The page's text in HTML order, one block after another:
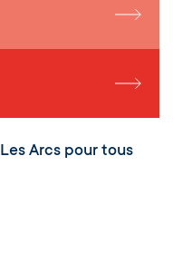
Les Arcs pour tous